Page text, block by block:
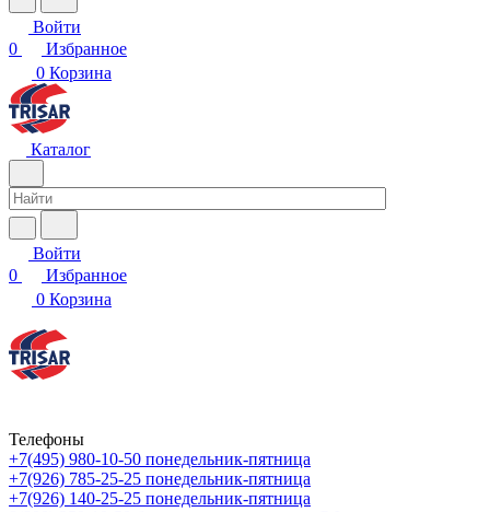
Войти
0
Избранное
0 Корзина
Каталог
Войти
0
Избранное
0 Корзина
Телефоны
+7(495) 980-10-50 понедельник-пятница
+7(926) 785-25-25 понедельник-пятница
+7(926) 140-25-25 понедельник-пятница